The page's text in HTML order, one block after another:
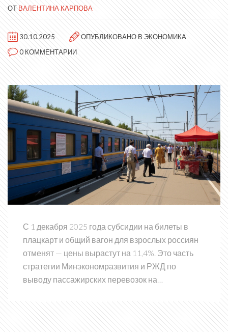
ОТВАЛЕНТИНА КАРПОВА
30.10.2025 ОПУБЛИКОВАНО ВЭКОНОМИКА
0 КОММЕНТАРИИ
С 1 декабря 2025 года субсидии на билеты в
плацкарт и общий вагон для взрослых россиян
отменят — цены вырастут на 11,4%. Это часть
стратегии Минэкономразвития и РЖД по
выводу пассажирских перевозок на